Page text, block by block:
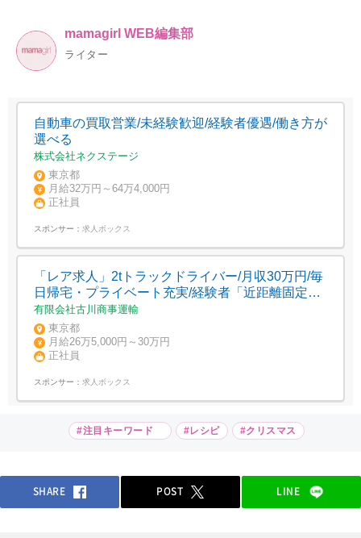
mamagirl WEB編集部
ライター
自動車の買取営業/未経験歓迎/経験者優遇/働き方が
選べる
株式会社ネクステージ
東京都
月給32万円～64万4,000円
正社員
スポンサー： 求人ボックス
「レア求人」2tトラックドライバー/月収30万円/毎
日帰宅・プライベート充実/経験者「近距離固定ル
ートで無理なく安定収入」/体への負担軽減
有限会社古川商事運輸
東京都
月給26万5,000円～30万円
正社員
スポンサー： 求人ボックス
#注目キーワード #レシピ #クリスマス
SHARE POST LINE